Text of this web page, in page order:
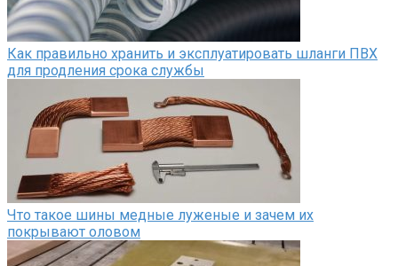
Как правильно хранить и эксплуатировать шланги ПВХ
для продления срока службы
Что такое шины медные луженые и зачем их
покрывают оловом